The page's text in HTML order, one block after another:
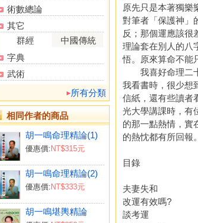
術數總論
其它
群經
中國傳統
字典
武術
所有分類
相同作者的商品
胡一鳴命理精論(1)
優惠價: NT$315元
胡一鳴命理精論(2)
優惠價: NT$333元
胡一鳴堪輿精論
原先只是本著獨樂
對筆者「保護神」
反；那個運應該很
理論套在別人的八
悟。原來算命不能
我喜好命理二十
我看書時，很少想
信紙，還有些讀者
光大學講課時，有
的那一點熱情，實
的熱忱都有所回報。
目錄
夫妻失和
改運有效嗎?
談考運